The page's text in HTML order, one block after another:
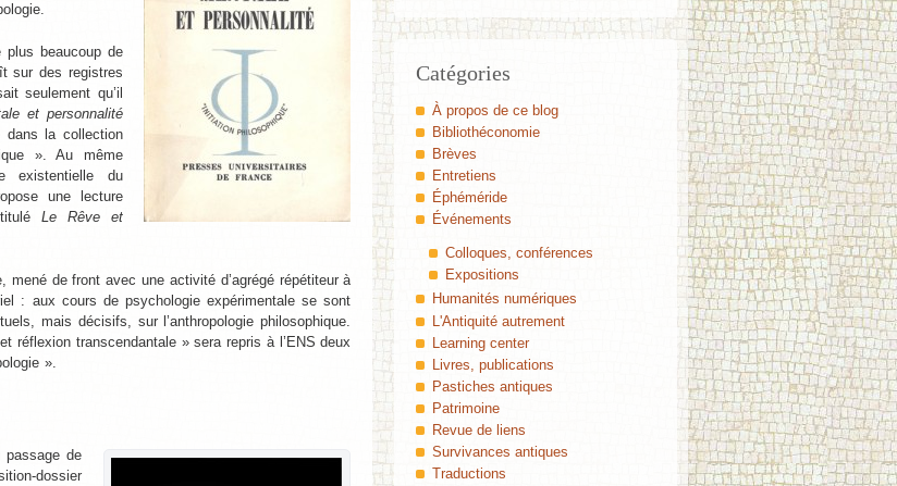
plus beaucoup de
sur des registres
seulement qu’il
et personnalité
dans la collection
». Au même
existentielle du
une lecture
Le Rêve et
de front avec une activité d’agrégé répétiteur à
: aux cours de psychologie expérimentale se sont
mais décisifs, sur l’anthropologie philosophique.
réflexion transcendantale » sera repris à l’ENS deux
».
passage de
dossier
Catégories
À propos de ce blog
Bibliothéconomie
Brèves
Entretiens
Éphéméride
Événements
Colloques, conférences
Expositions
Humanités numériques
L'Antiquité autrement
Learning center
Livres, publications
Pastiches antiques
Patrimoine
Revue de liens
Survivances antiques
Traductions